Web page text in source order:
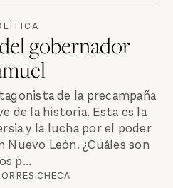
gobernador
de la precampaña
de la historia. Esta es la
y la lucha por el poder
Nuevo León. ¿Cuáles son
p...
CHECA